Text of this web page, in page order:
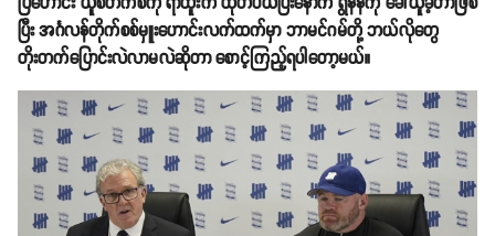
ပြီး အင်္ဂလန်တိုက်စစ်မှူးဟောင်းလက်ထက်မှာ ဘာမင်ဂမ်တို့ ဘယ်လိုတွေ
တိုးတက်ပြောင်းလဲလာမလဲဆိုတာ စောင့်ကြည့်ရပါတော့မယ်။